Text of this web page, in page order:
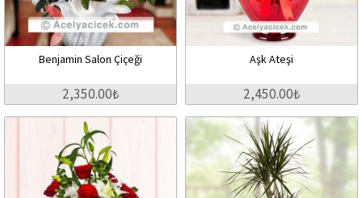
Benjamin Salon Çiçeği
2,350.00₺
Aşk Ateşi
2,450.00₺